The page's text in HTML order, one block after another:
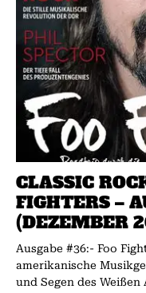
CLASSIC
FIGHTERS –
(DEZEMBER
Ausgabe #36:- Foo
amerikanische
und Segen des